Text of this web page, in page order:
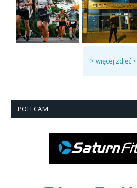
> więcej zdjęć <
POLECAM